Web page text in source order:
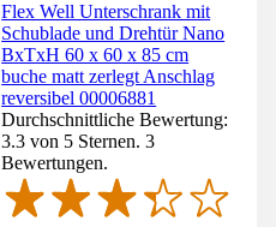
Flex Well Unterschrank mit
Schublade und Drehtür Nano
BxTxH 60 x 60 x 85 cm
buche matt zerlegt Anschlag
reversibel 00006881
Durchschnittliche Bewertung:
3.3 von 5 Sternen. 3
Bewertungen.